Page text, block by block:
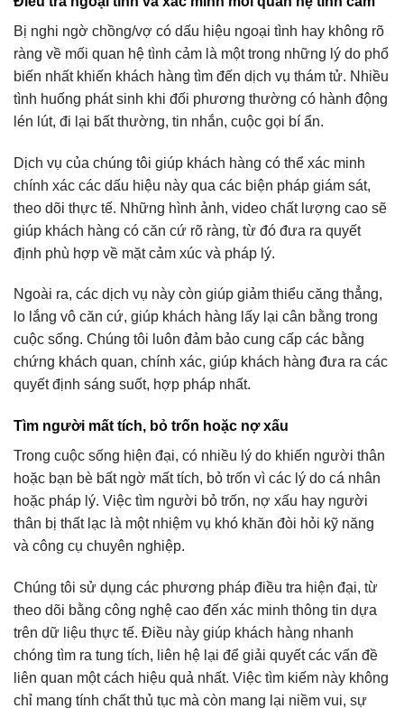
Bị nghi ngờ chồng/vợ có dấu hiệu ngoại tình hay không rõ
ràng về mối quan hệ tình cảm là một trong những lý do phổ
biến nhất khiến khách hàng tìm đến dịch vụ thám tử. Nhiều
tình huống phát sinh khi đối phương thường có hành động
lén lút, đi lại bất thường, tin nhắn, cuộc gọi bí ẩn.
Dịch vụ của chúng tôi giúp khách hàng có thể xác minh
chính xác các dấu hiệu này qua các biện pháp giám sát,
theo dõi thực tế. Những hình ảnh, video chất lượng cao sẽ
giúp khách hàng có căn cứ rõ ràng, từ đó đưa ra quyết
định phù hợp về mặt cảm xúc và pháp lý.
Ngoài ra, các dịch vụ này còn giúp giảm thiểu căng thẳng,
lo lắng vô căn cứ, giúp khách hàng lấy lại cân bằng trong
cuộc sống. Chúng tôi luôn đảm bảo cung cấp các bằng
chứng khách quan, chính xác, giúp khách hàng đưa ra các
quyết định sáng suốt, hợp pháp nhất.
Tìm người mất tích, bỏ trốn hoặc nợ xấu
Trong cuộc sống hiện đại, có nhiều lý do khiến người thân
hoặc bạn bè bất ngờ mất tích, bỏ trốn vì các lý do cá nhân
hoặc pháp lý. Việc tìm người bỏ trốn, nợ xấu hay người
thân bị thất lạc là một nhiệm vụ khó khăn đòi hỏi kỹ năng
và công cụ chuyên nghiệp.
Chúng tôi sử dụng các phương pháp điều tra hiện đại, từ
theo dõi bằng công nghệ cao đến xác minh thông tin dựa
trên dữ liệu thực tế. Điều này giúp khách hàng nhanh
chóng tìm ra tung tích, liên hệ lại để giải quyết các vấn đề
liên quan một cách hiệu quả nhất. Việc tìm kiếm này không
chỉ mang tính chất thủ tục mà còn mang lại niềm vui, sự